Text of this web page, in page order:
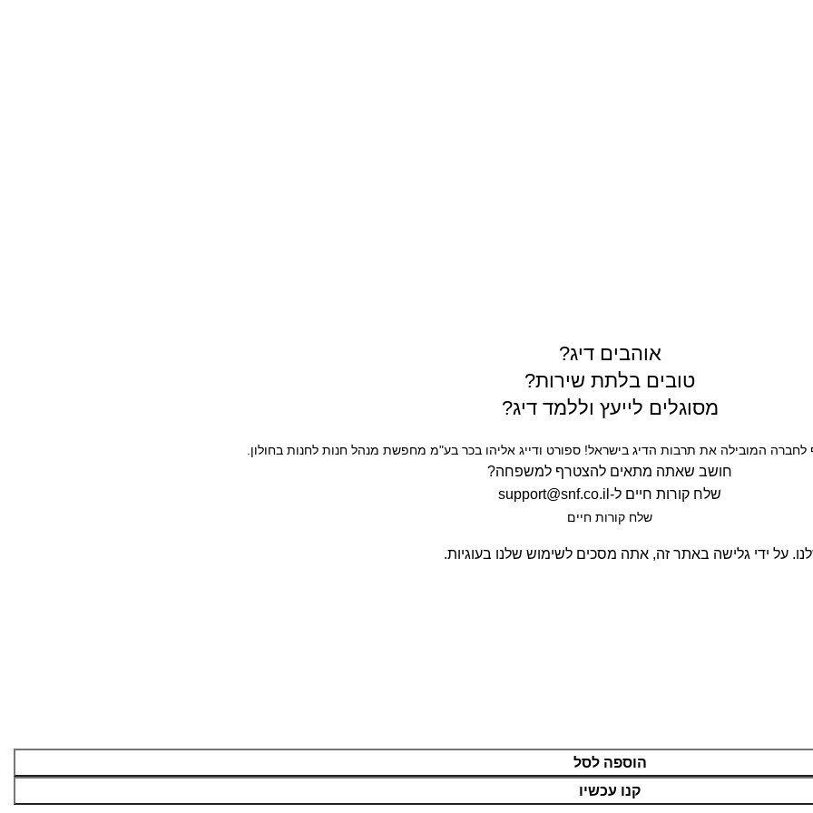
אוהבים דיג?
טובים בלתת שירות?
מסוגלים לייעץ וללמד דיג?
המובילה את תרבות הדיג בישראל! ספורט ודייג אליהו בכר בע"מ מחפשת מנהל חנות לחנות בחולון.
חושב שאתה מתאים להצטרף למשפחה?
שלח קורות חיים ל- support@snf.co.il
שלח קורות חיים​
על ידי גלישה באתר זה, אתה מסכים לשימוש שלנו בעוגיות.
הוספה לסל
קנו עכשיו